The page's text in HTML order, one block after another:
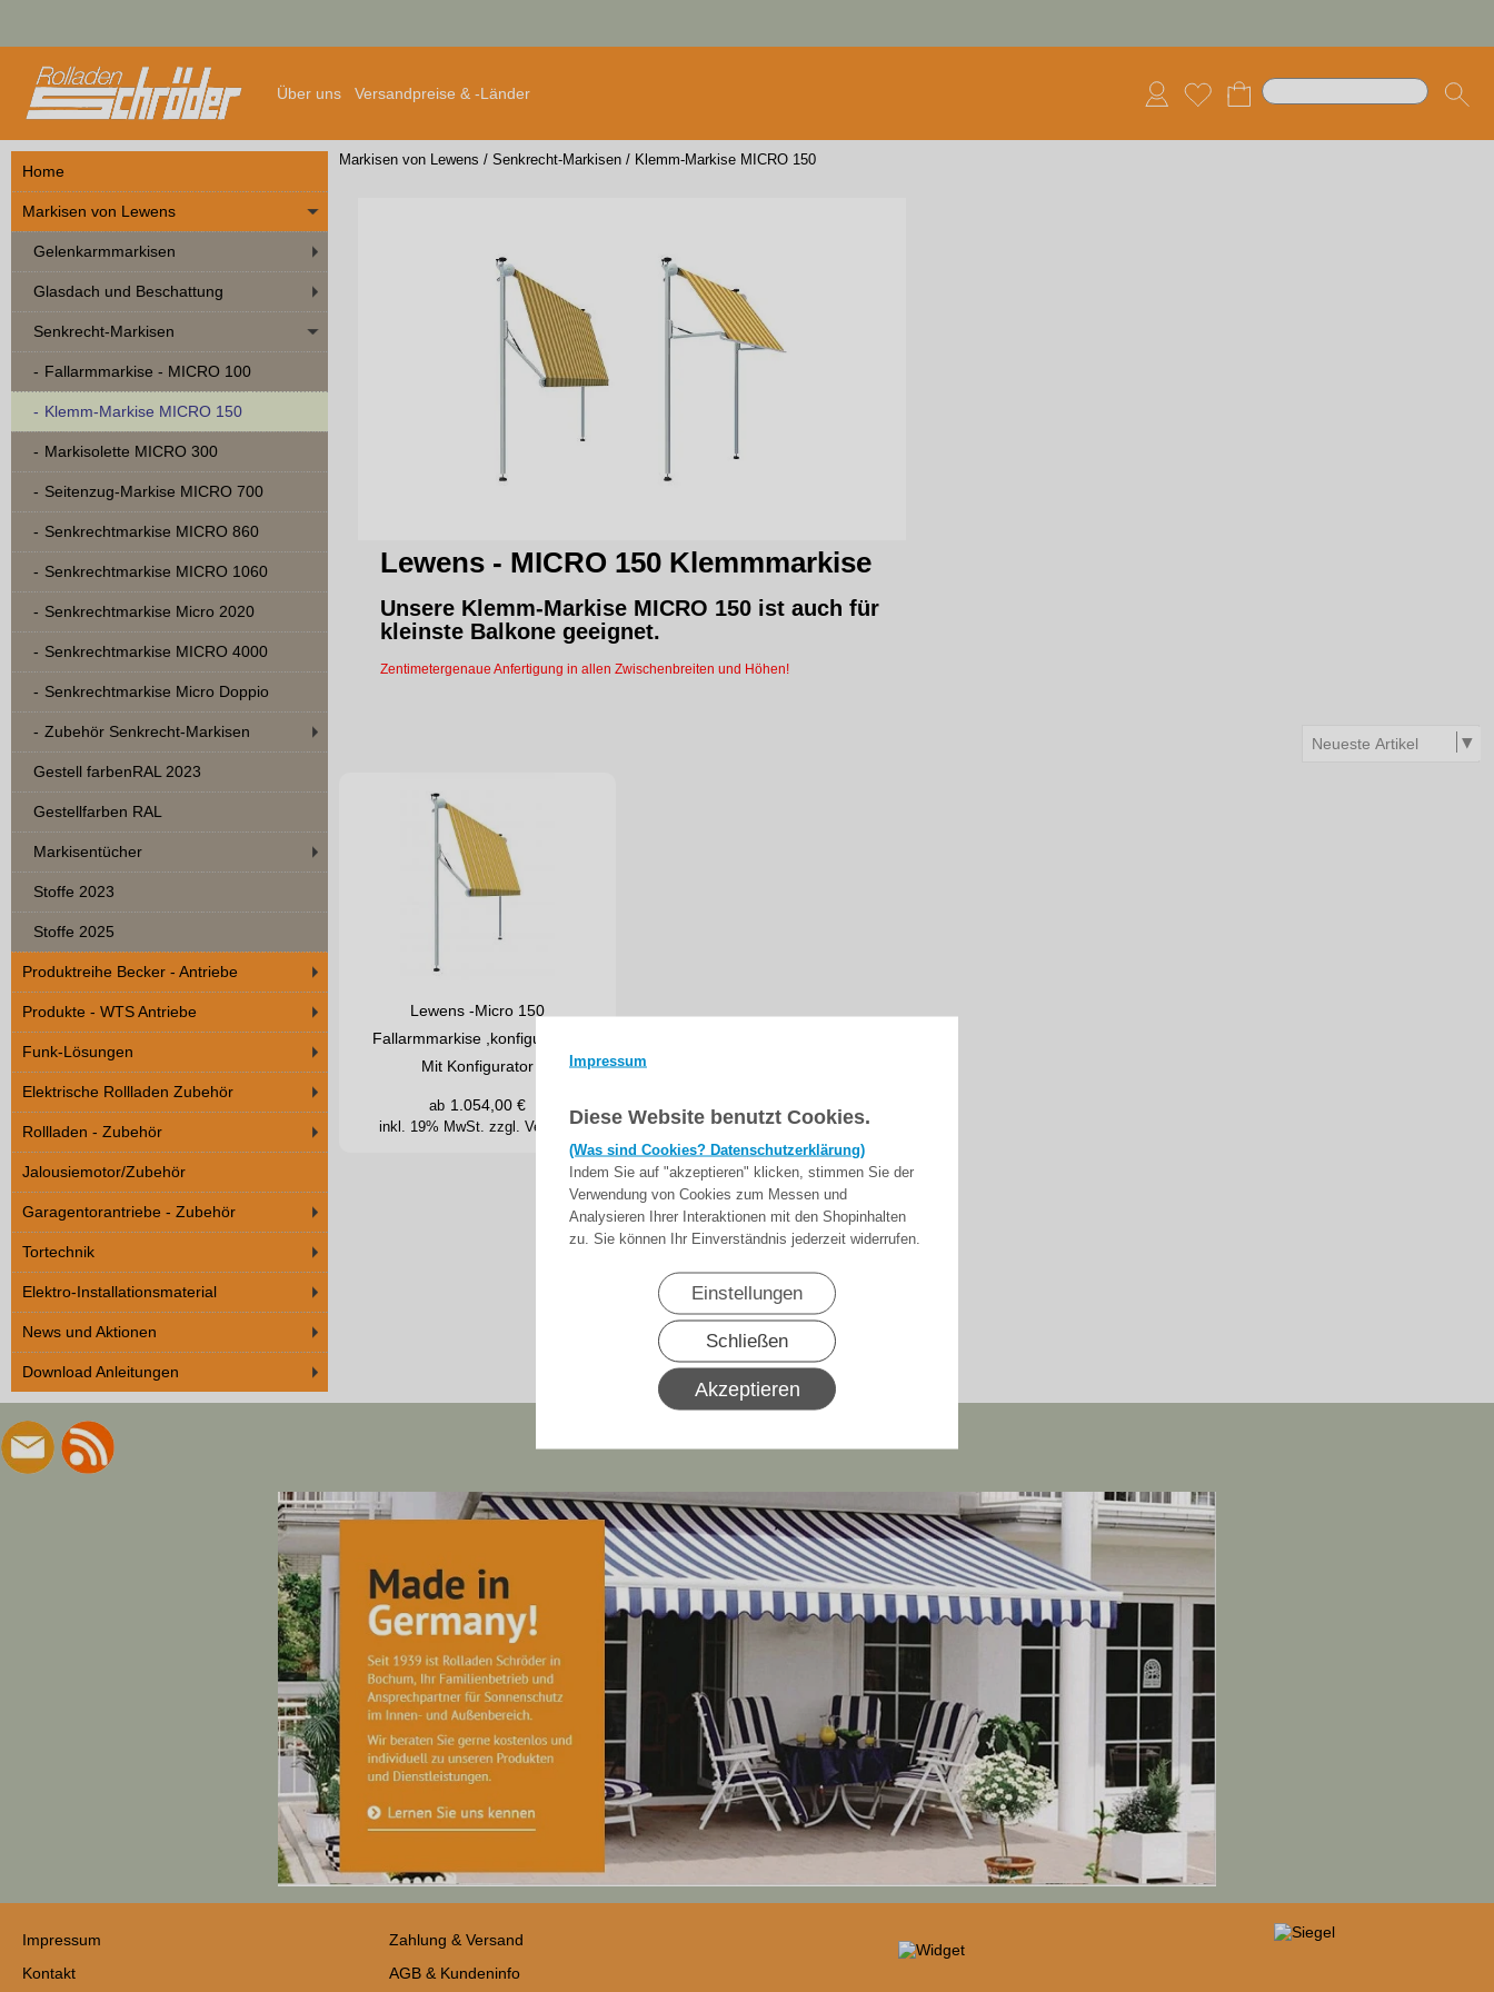
Impressum
Diese Website benutzt Cookies.
(Was sind Cookies? Datenschutzerklärung)
Indem Sie auf "akzeptieren" klicken, stimmen Sie der
Verwendung von Cookies zum Messen und
Analysieren Ihrer Interaktionen mit den Shopinhalten
zu. Sie können Ihr Einverständnis jederzeit widerrufen.
Einstellungen
Schließen
Akzeptieren
Über uns Versandpreise & -Länder
Home
Markisen von Lewens
Gelenkarmmarkisen
Glasdach und Beschattung
Senkrecht-Markisen
Fallarmmarkise - MICRO 100
Klemm-Markise MICRO 150
Markisolette MICRO 300
Seitenzug-Markise MICRO 700
Senkrechtmarkise MICRO 860
Senkrechtmarkise MICRO 1060
Senkrechtmarkise Micro 2020
Senkrechtmarkise MICRO 4000
Senkrechtmarkise Micro Doppio
Zubehör Senkrecht-Markisen
Gestell farbenRAL 2023
Gestellfarben RAL
Markisentücher
Stoffe 2023
Stoffe 2025
Produktreihe Becker - Antriebe
Produkte - WTS Antriebe
Funk-Lösungen
Elektrische Rollladen Zubehör
Rollladen - Zubehör
Jalousiemotor/Zubehör
Garagentorantriebe - Zubehör
Tortechnik
Elektro-Installationsmaterial
News und Aktionen
Download Anleitungen
Markisen von Lewens / Senkrecht-Markisen / Klemm-Markise MICRO 150
Lewens - MICRO 150 Klemmmarkise
Unsere Klemm-Markise MICRO 150 ist auch für
kleinste Balkone geeignet.
Zentimetergenaue Anfertigung in allen Zwischenbreiten und Höhen!
Lewens -Micro 150
Fallarmmarkise ,konfigurieren
Mit Konfigurator
inkl. 19% MwSt. zzgl. Versand
ab 1.054,00 €
Impressum
Kontakt
Zahlung & Versand
AGB & Kundeninfo